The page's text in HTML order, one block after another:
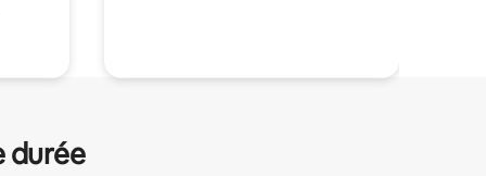
durée